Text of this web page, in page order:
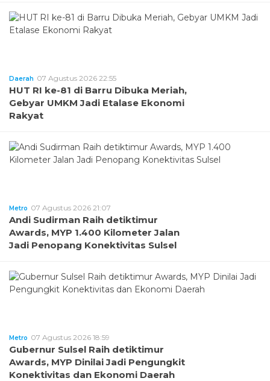
Daerah 07 Agustus 2026 22:55
HUT RI ke-81 di Barru Dibuka Meriah,
Gebyar UMKM Jadi Etalase Ekonomi
Rakyat
Metro 07 Agustus 2026 21:07
Andi Sudirman Raih detiktimur
Awards, MYP 1.400 Kilometer Jalan
Jadi Penopang Konektivitas Sulsel
Metro 07 Agustus 2026 18:59
Gubernur Sulsel Raih detiktimur
Awards, MYP Dinilai Jadi Pengungkit
Konektivitas dan Ekonomi Daerah